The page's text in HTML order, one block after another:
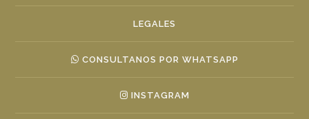
LEGALES
CONSULTANOS POR WHATSAPP
INSTAGRAM